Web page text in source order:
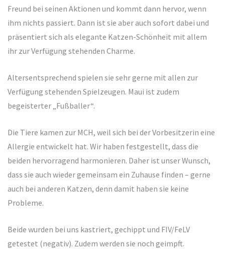
Freund bei seinen Aktionen und kommt dann hervor, wenn
ihm nichts passiert. Dann ist sie aber auch sofort dabei und
präsentiert sich als elegante Katzen-Schönheit mit allem
ihr zur Verfügung stehenden Charme.
Altersentsprechend spielen sie sehr gerne mit allen zur
Verfügung stehenden Spielzeugen. Maui ist zudem
begeisterter „Fußballer“.
Die Tiere kamen zur MCH, weil sich bei der Vorbesitzerin eine
Allergie entwickelt hat. Wir haben festgestellt, dass die
beiden hervorragend harmonieren. Daher ist unser Wunsch,
dass sie auch wieder gemeinsam ein Zuhause finden – gerne
auch bei anderen Katzen, denn damit haben sie keine
Probleme.
Beide wurden bei uns kastriert, gechippt und FIV/FeLV
getestet (negativ). Zudem werden sie noch geimpft.